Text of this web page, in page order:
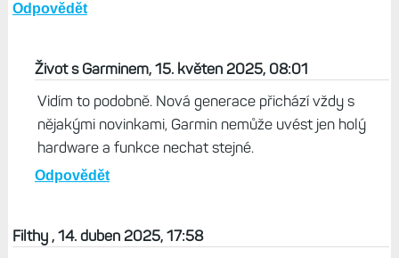
Odpovědět
Život s Garminem, 15. květen 2025, 08:01
Vidím to podobně. Nová generace přichází vždy s
nějakými novinkami, Garmin nemůže uvést jen holý
hardware a funkce nechat stejné.
Odpovědět
Filthy , 14. duben 2025, 17:58